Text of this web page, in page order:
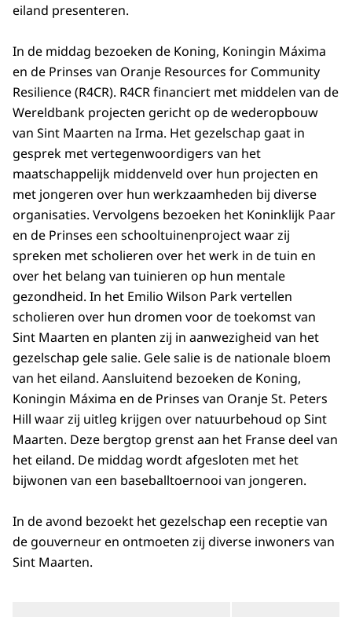
eiland presenteren.
In de middag bezoeken de Koning, Koningin Máxima
en de Prinses van Oranje Resources for Community
Resilience (R4CR). R4CRfinanciert met middelen van de
Wereldbank projecten gericht op de wederopbouw
van Sint Maarten na Irma. Het gezelschap gaat in
gesprek met vertegenwoordigers van het
maatschappelijk middenveld over hun projecten en
met jongeren over hun werkzaamheden bij diverse
organisaties. Vervolgens bezoeken het Koninklijk Paar
en de Prinses een schooltuinenproject waar zij
spreken met scholieren over het werk in de tuin en
over het belang van tuinieren op hun mentale
gezondheid. In het Emilio Wilson Park vertellen
scholieren over hun dromen voor de toekomst van
Sint Maarten en planten zij in aanwezigheid van het
gezelschap gele salie. Gele salie is de nationale bloem
van het eiland. Aansluitend bezoeken de Koning,
Koningin Máxima en de Prinses van OranjeSt. Peters
Hill waar zij uitleg krijgen over natuurbehoud op Sint
Maarten. Deze bergtop grenst aan het Franse deel van
het eiland. De middag wordt afgesloten met het
bijwonen van een baseballtoernooi van jongeren.
In de avond bezoekt het gezelschap een receptie van
de gouverneur en ontmoeten zij diverse inwoners van
Sint Maarten.